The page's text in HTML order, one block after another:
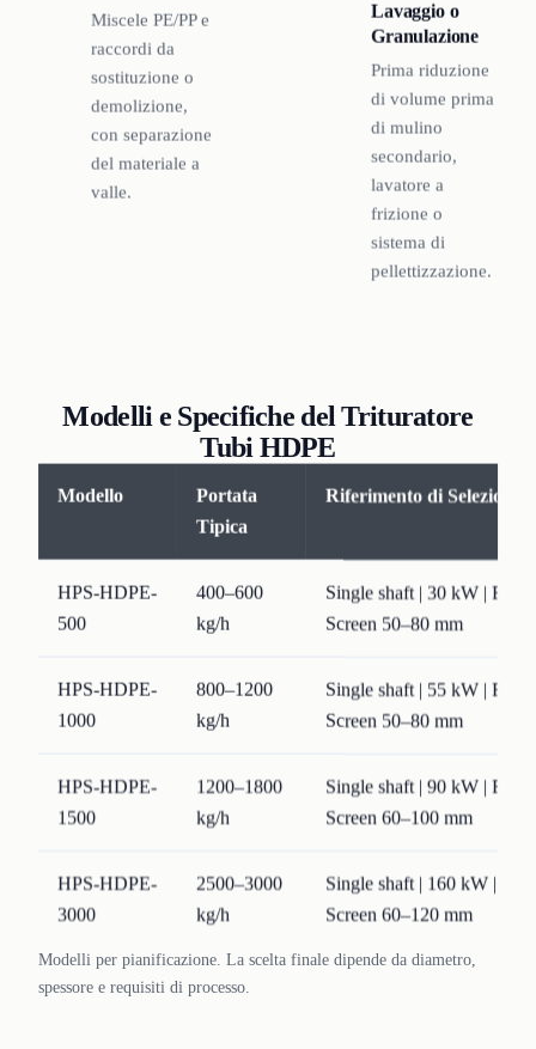
Miscele PE/PP e
raccordi da
sostituzione o
demolizione,
con separazione
del materiale a
valle.
Lavaggio o
Granulazione
Prima riduzione
di volume prima
di mulino
secondario,
lavatore a
frizione o
sistema di
pellettizzazione.
Modelli e Specifiche del Trituratore
Tubi HDPE
Modello
Portata
Tipica
Riferimento di Selezione
HPS-HDPE-
500
400–600
kg/h
Single shaft | 30 kW |
Screen 50–80 mm
HPS-HDPE-
1000
800–1200
kg/h
Single shaft | 55 kW |
Screen 50–80 mm
HPS-HDPE-
1500
1200–1800
kg/h
Single shaft | 90 kW |
Screen 60–100 mm
HPS-HDPE-
3000
2500–3000
kg/h
Single shaft | 160 kW |
Screen 60–120 mm
Modelli per pianificazione. La scelta finale dipende da diametro,
spessore e requisiti di processo.